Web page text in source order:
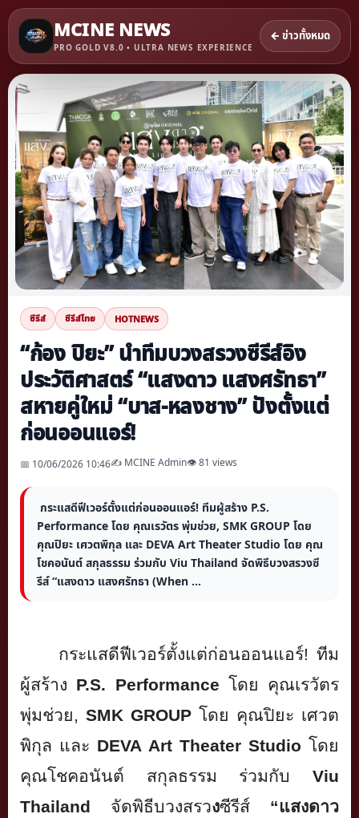
MCINE NEWS
PRO GOLD V8.0 • ULTRA NEWS EXPERIENCE
← ข่าวทั้งหมด
ซีรีส์ ซีรีส์ไทย HOTNEWS
“ก้อง ปิยะ” นำทีมบวงสรวงซีรีส์อิง
ประวัติศาสตร์ “แสงดาว แสงศรัทธา”
สหายคู่ใหม่ “บาส-หลงชาง” ปังตั้งแต่
ก่อนออนแอร์!
📅 10/06/2026 10:46✍️ MCINE Admin👁 81 views
กระแสดีฟีเวอร์ตั้งแต่ก่อนออนแอร์! ทีมผู้สร้าง P.S.
Performance โดย คุณเรวัตร พุ่มช่วย, SMK GROUP โดย
คุณปิยะ เศวตพิกุล และ DEVA Art Theater Studio โดย คุณ
โชคอนันต์ สกุลธรรม ร่วมกับ Viu Thailand จัดพิธีบวงสรวงซี
รีส์ “แสงดาว แสงศรัทธา (When ...
กระแสดีฟีเวอร์ตั้งแต่ก่อนออนแอร์! ทีม
ผู้สร้าง P.S. Performance โดย คุณเรวัตร
พุ่มช่วย, SMK GROUP โดย คุณปิยะ เศวต
พิกุล และ DEVA Art Theater Studio โดย
คุณโชคอนันต์ สกุลธรรม ร่วมกับ Viu
Thailand
จัดพิธีบวงสรวงซีรีส์ “แสงดาว